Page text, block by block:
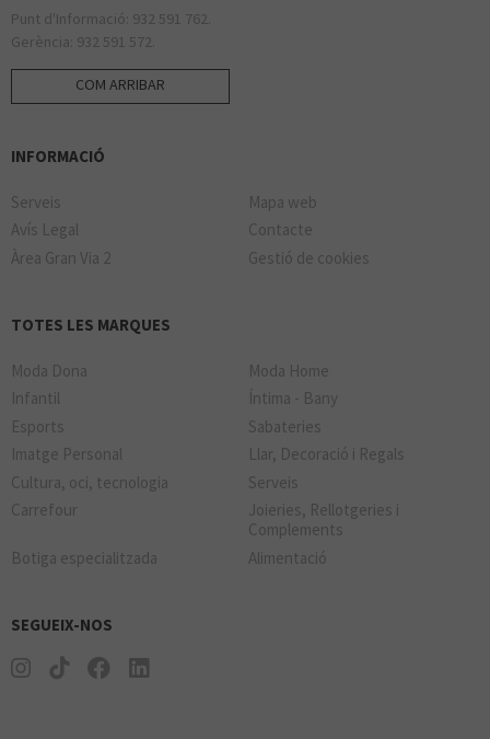
Punt d'Informació: 932 591 762.
Gerència: 932 591 572.
COM ARRIBAR
INFORMACIÓ
Serveis
Mapa web
Avís Legal
Contacte
Àrea Gran Via 2
Gestió de cookies
TOTES LES MARQUES
Moda Dona
Moda Home
Infantil
Íntima - Bany
Esports
Sabateries
Imatge Personal
Llar, Decoració i Regals
Cultura, oci, tecnologia
Serveis
Carrefour
Joieries, Rellotgeries i
Complements
Botiga especialitzada
Alimentació
SEGUEIX-NOS